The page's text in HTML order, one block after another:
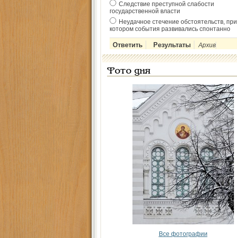
Следствие преступной слабости
государственной власти
Неудачное стечение обстоятельств, при
котором события развивались спонтанно
Архив
Фото дня
Все фотографии